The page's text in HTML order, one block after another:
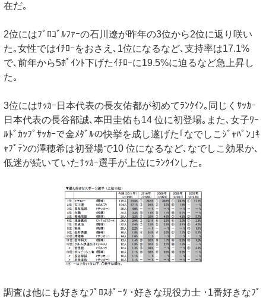
在だ｡
2位にはﾌﾟﾛｺﾞﾙﾌｧｰの石川遼が昨年の3位から2位に返り咲い
た｡女性ではｲﾁﾛｰをおさえ､1位になるなど､支持率は17.1%
で､前年から5ﾎﾟｲﾝﾄ下げたｲﾁﾛｰに19.5%に迫るなど急上昇し
た｡
3位にはｻｯｶｰ日本代表の長友佑都が初めてﾗﾝｸｲﾝ｡同じくｻｯｶｰ
日本代表の長谷部誠､本田圭佑も14 位に初登場｡また､女子ﾜｰ
ﾙﾄﾞｶｯﾌﾟｻｯｶｰで金ﾒﾀﾞﾙの快挙を成し遂げた｢なでしこｼﾞｬﾊﾟﾝ｣ｷ
ｬﾌﾟﾃﾝの澤穂希は初登場で10 位になるなど､なでしこ効果か､
低迷が続いていたｻｯｶｰ選手が上位にﾗﾝｸｲﾝした｡
調査は他にも好きなﾌﾟﾛｽﾎﾟｰﾂ ･好きな現役力士 ･1番好きなﾌﾟ